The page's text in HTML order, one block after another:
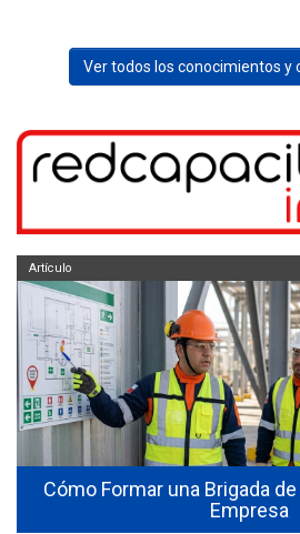
Ver todos los conocimientos y
Cómo Formar una Brigada
Empresa
Artículo